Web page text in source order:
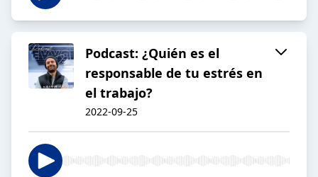
Podcast: ¿Quién es el
responsable de tu estrés en
el trabajo?
2022-09-25